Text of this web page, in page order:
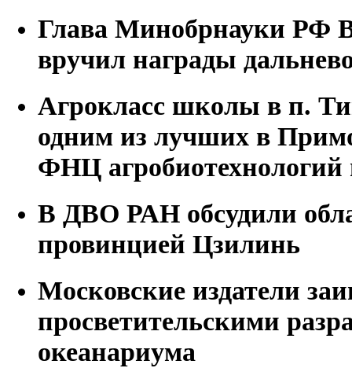
Глава Минобрнауки РФ
вручил награды
Агрокласс школы в п.
одним из лучших в
ФНЦ
В ДВО РАН обсудили
провинцией Цзилинь
Московские издатели
просветительскими
океанариума